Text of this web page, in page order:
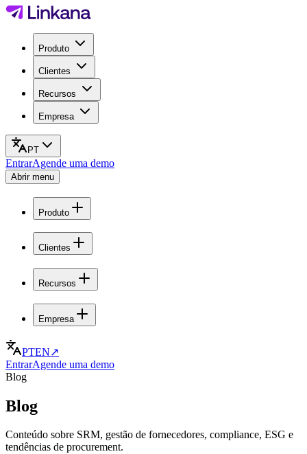
Produto
Clientes
Recursos
Empresa
PT
EntrarAgende uma demo
Abrir menu
Produto
Clientes
Recursos
Empresa
PTEN↗
EntrarAgende uma demo
Blog
Blog
Conteúdo sobre SRM, gestão de fornecedores, compliance, ESG e
tendências de procurement.